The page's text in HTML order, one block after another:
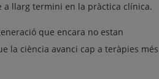
a llarg termini en la pràctica clínica.
que encara no estan
la ciència avanci cap a teràpies més